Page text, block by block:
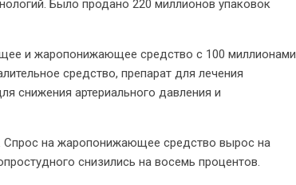
Было продано 220 миллионов упаковок
и жаропонижающее средство с 100 миллионами
средство, препарат для лечения
снижения артериального давления и
Спрос на жаропонижающее средство вырос на
снизились на восемь процентов.